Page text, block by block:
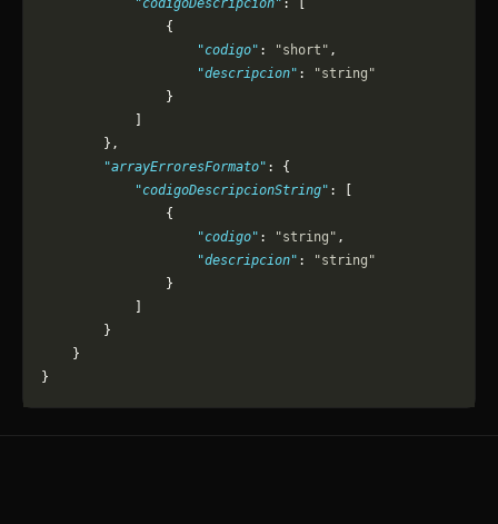
            "codigoDescripcion"
: [
                {
                    "codigo"
: "short" ,
                    "descripcion"
:
"string"
                }
        },
        "arrayErroresFormato"
: {
            "codigoDescripcionString"
: [
                {
                    "codigo"
: "string" ,
                    "descripcion"
:
"string"
                }
        }
    }
}